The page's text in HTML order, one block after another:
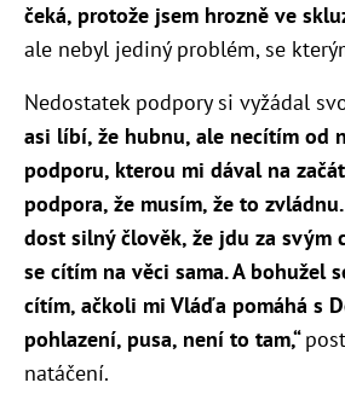
čeká, protože jsem hrozně ve
ale nebyl jediný problém, se
Nedostatek podpory si vyžádal
asi líbí, že hubnu, ale necítím od
podporu, kterou mi dával na
podpora, že musím, že to
dost silný člověk, že jdu za svým
se cítím na věci sama. A bohužel
cítím, ačkoli mi Vláďa pomáhá s
pohlazení, pusa, není to tam,“
natáčení.